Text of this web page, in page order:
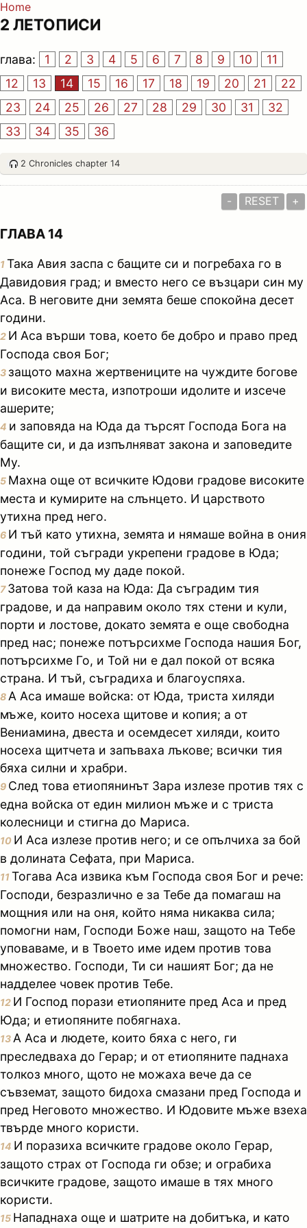
Home
2 ЛЕТОПИСИ
глава: 1 2 3 4 5 6 7 8 9 10
11
12
13 14 15 16 17 18 19 20 21
22
23
24 25 26 27 28 29 30 31
32
33
34 35 36
2 Chronicles chapter 14
- RESET +
ГЛАВА 14
1Така Авия заспа с бащите си и погребаха го в
Давидовия град; и вместо него се възцари син му
Аса. В неговите дни земята беше спокойна десет
години.
2 И Аса върши това, което бе добро и право пред
Господа своя Бог;
3 защото махна жертвениците на чуждите богове
и високите места, изпотроши идолите и изсече
ашерите;
4 и заповяда на Юда да търсят Господа Бога на
бащите си, и да изпълняват закона и заповедите
Му.
5 Махна още от всичките Юдови градове високите
места и кумирите на слънцето. И царството
утихна пред него.
6 И тъй като утихна, земята и нямаше война в ония
години, той съгради укрепени градове в Юда;
понеже Господ му даде покой.
7Затова той каза на Юда: Да съградим тия
градове, и да направим около тях стени и кули,
порти и лостове, докато земята е още свободна
пред нас; понеже потърсихме Господа нашия Бог,
потърсихме Го, и Той ни е дал покой от всяка
страна. И тъй, съградиха и благоуспяха.
8 А Аса имаше войска: от Юда, триста хиляди
мъже, които носеха щитове и копия; а от
Вениамина, двеста и осемдесет хиляди, които
носеха щитчета и запъваха лъкове; всички тия
бяха силни и храбри.
9 След това етиопянинът Зара излезе против тях с
една войска от един милион мъже и с триста
колесници и стигна до Мариса.
10 И Аса излезе против него; и се опълчиха за бой
в долината Сефата, при Мариса.
11Тогава Аса извика към Господа своя Бог и рече:
Господи, безразлично е за Тебе да помагаш на
мощния или на оня, който няма никаква сила;
помогни нам, Господи Боже наш, защото на Тебе
уповаваме, и в Твоето име идем против това
множество. Господи, Ти си нашият Бог; да не
надделее човек против Тебе.
12 И Господ порази етиопяните пред Аса и пред
Юда; и етиопяните побягнаха.
13 А Аса и людете, които бяха с него, ги
преследваха до Герар; и от етиопяните паднаха
толкоз много, щото не можаха вече да се
съвземат, защото бидоха смазани пред Господа и
пред Неговото множество. И Юдовите мъже взеха
твърде много користи.
14 И поразиха всичките градове около Герар,
защото страх от Господа ги обзе; и ограбиха
всичките градове, защото имаше в тях много
користи.
15 Нападнаха още и шатрите на добитъка, и като